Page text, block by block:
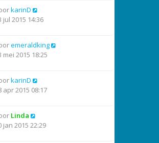
karinD
jul 2015 14:36
emeraldking
mei 2015 18:25
karinD
apr 2015 08:17
Linda
jan 2015 22:29